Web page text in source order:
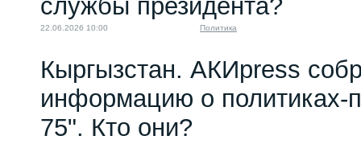
службы президента?
22.06.2026 10:00 Политика
Кыргызстан. АКИpress
информацию о политиках-
75". Кто они?